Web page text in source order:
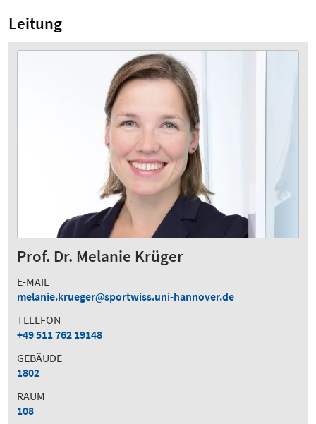
Leitung
Prof. Dr. Melanie Krüger
E-MAIL
melanie.krueger
sportwiss.uni-hannover.de
TELEFON
+49 511 762 19148
GEBÄUDE
1802
RAUM
108